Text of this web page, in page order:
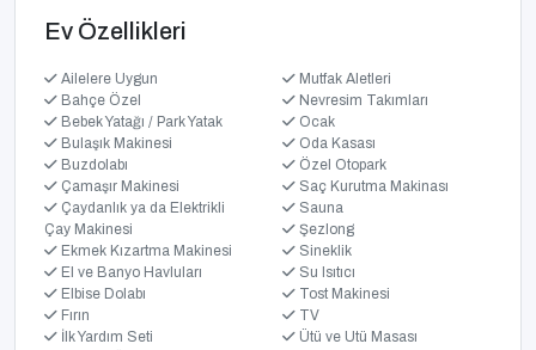
Ev Özellikleri
Ailelere Uygun
Bahçe Özel
Bebek Yatağı / Park Yatak
Bulaşık Makinesi
Buzdolabı
Çamaşır Makinesi
Çaydanlık ya da Elektrikli
Çay Makinesi
Ekmek Kızartma Makinesi
El ve Banyo Havluları
Elbise Dolabı
Fırın
İlk Yardım Seti
Mutfak Aletleri
Nevresim Takımları
Ocak
Oda Kasası
Özel Otopark
Saç Kurutma Makinası
Sauna
Şezlong
Sineklik
Su Isıtıcı
Tost Makinesi
TV
Ütü ve Utü Masası